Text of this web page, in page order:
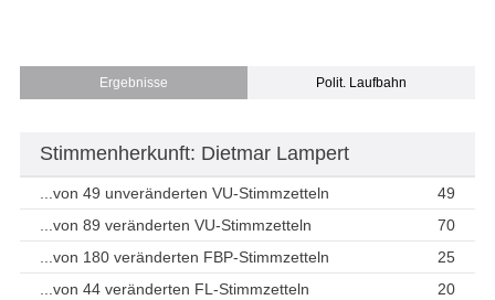
Ergebnisse Polit. Laufbahn
Stimmenherkunft: Dietmar Lampert
...von 49 unveränderten VU-Stimmzetteln
49
...von 89 veränderten VU-Stimmzetteln
70
...von 180 veränderten FBP-Stimmzetteln
25
...von 44 veränderten FL-Stimmzetteln
20